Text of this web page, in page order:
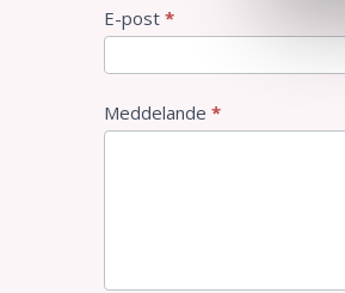
E-post *
Meddelande *